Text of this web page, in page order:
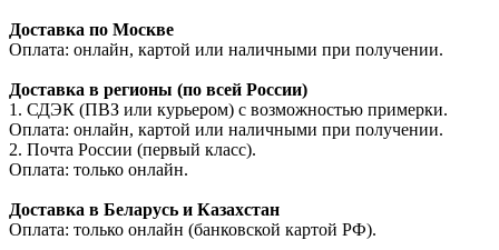
Доставка по Москве
Оплата: онлайн, картой или наличными при получении.
Доставка в регионы (по всей России)
1. СДЭК (ПВЗ или курьером) с возможностью примерки.
Оплата: онлайн, картой или наличными при получении.
2. Почта России (первый класс).
Оплата: только онлайн.
Доставка в Беларусь и Казахстан
Оплата: только онлайн (банковской картой РФ).